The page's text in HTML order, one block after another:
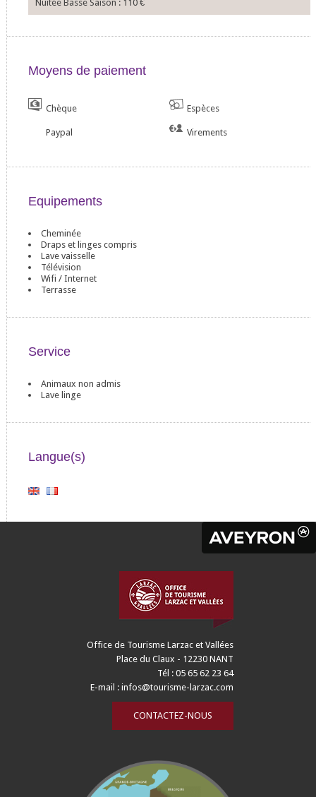
Nuitée Basse Saison : 110 €
Moyens de paiement
Chèque Espèces
Paypal Virements
Equipements
Cheminée
Draps et linges compris
Lave vaisselle
Télévision
Wifi / Internet
Terrasse
Service
Animaux non admis
Lave linge
Langue(s)
Office de Tourisme Larzac et Vallées
Place du Claux - 12230 NANT
Tél : 05 65 62 23 64
E-mail :infos@tourisme-larzac.com
CONTACTEZ-NOUS